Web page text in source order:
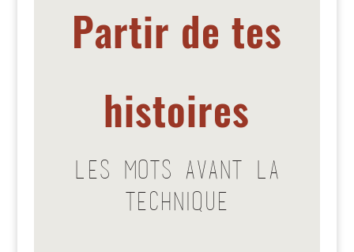
Partir de tes
histoires
Les mots avant la
technique